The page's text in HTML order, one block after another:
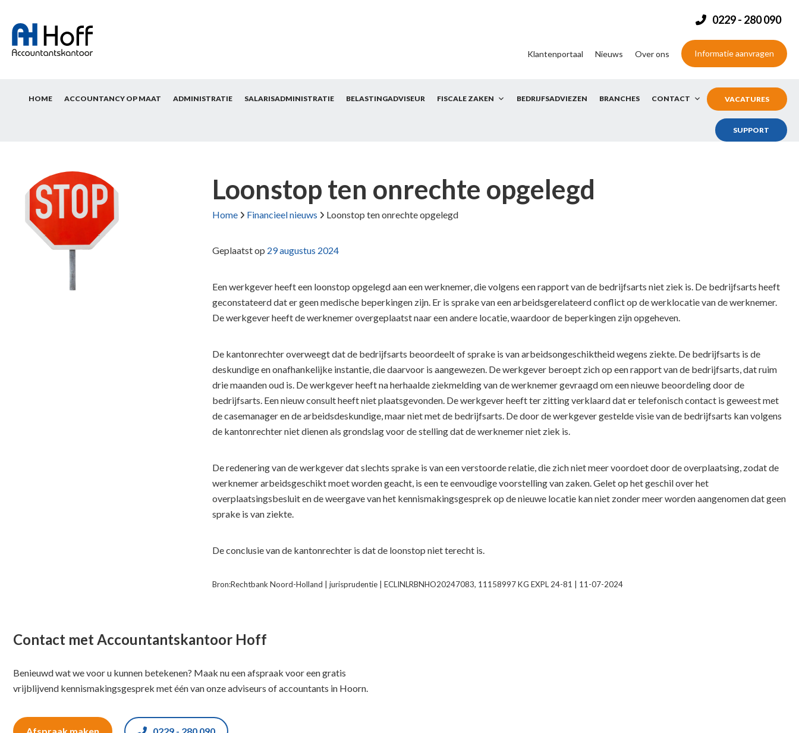
0229 - 280 090
Klantenportaal Nieuws Over ons Informatie aanvragen
HOME ACCOUNTANCY OP MAAT ADMINISTRATIE SALARISADMINISTRATIE BELASTINGADVISEUR FISCALE ZAKEN BEDRIJFSADVIEZEN BRANCHES CONTACT VACATURES
SUPPORT
Loonstop ten onrechte opgelegd
Home Financieel nieuws Loonstop ten onrechte opgelegd
Geplaatst op 29 augustus 2024
Een werkgever heeft een loonstop opgelegd aan een werknemer, die volgens een rapport van de bedrijfsarts niet ziek is. De bedrijfsarts heeft
geconstateerd dat er geen medische beperkingen zijn. Er is sprake van een arbeidsgerelateerd conflict op de werklocatie van de werknemer.
De werkgever heeft de werknemer overgeplaatst naar een andere locatie, waardoor de beperkingen zijn opgeheven.
De kantonrechter overweegt dat de bedrijfsarts beoordeelt of sprake is van arbeidsongeschiktheid wegens ziekte. De bedrijfsarts is de
deskundige en onafhankelijke instantie, die daarvoor is aangewezen. De werkgever beroept zich op een rapport van de bedrijfsarts, dat ruim
drie maanden oud is. De werkgever heeft na herhaalde ziekmelding van de werknemer gevraagd om een nieuwe beoordeling door de
bedrijfsarts. Een nieuw consult heeft niet plaatsgevonden. De werkgever heeft ter zitting verklaard dat er telefonisch contact is geweest met
de casemanager en de arbeidsdeskundige, maar niet met de bedrijfsarts. De door de werkgever gestelde visie van de bedrijfsarts kan volgens
de kantonrechter niet dienen als grondslag voor de stelling dat de werknemer niet ziek is.
De redenering van de werkgever dat slechts sprake is van een verstoorde relatie, die zich niet meer voordoet door de overplaatsing, zodat de
werknemer arbeidsgeschikt moet worden geacht, is een te eenvoudige voorstelling van zaken. Gelet op het geschil over het
overplaatsingsbesluit en de weergave van het kennismakingsgesprek op de nieuwe locatie kan niet zonder meer worden aangenomen dat geen
sprake is van ziekte.
De conclusie van de kantonrechter is dat de loonstop niet terecht is.
Bron:Rechtbank Noord-Holland | jurisprudentie | ECLINLRBNHO20247083, 11158997 KG EXPL 24-81 | 11-07-2024
Contact met Accountantskantoor Hoff
Benieuwd wat we voor u kunnen betekenen? Maak nu een afspraak voor een gratis
vrijblijvend kennismakingsgesprek met één van onze adviseurs of accountants in Hoorn.